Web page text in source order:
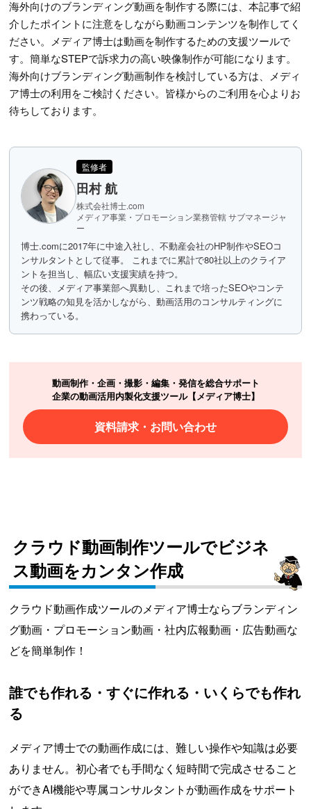
海外向けのブランディング動画を制作する際には、本記事で紹
介したポイントに注意をしながら動画コンテンツを制作してく
ださい。メディア博士は動画を制作するための支援ツールで
す。簡単なSTEPで訴求力の高い映像制作が可能になります。
海外向けブランディング動画制作を検討している方は、メディ
ア博士の利用をご検討ください。皆様からのご利用を心よりお
待ちしております。
監修者
田村 航
株式会社博士.com
メディア事業・プロモーション業務管轄 サブマネージャ
ー
博士.comに2017年に中途入社し、不動産会社のHP制作やSEOコ
ンサルタントとして従事。 これまでに累計で80社以上のクライア
ントを担当し、幅広い支援実績を持つ。
その後、メディア事業部へ異動し、これまで培ったSEOやコンテ
ンツ戦略の知見を活かしながら、動画活用のコンサルティングに
携わっている。
動画制作・企画・撮影・編集・発信を総合サポート
企業の動画活用内製化支援ツール【メディア博士】
資料請求・お問い合わせ
クラウド動画制作ツールでビジネ
ス動画をカンタン作成
クラウド動画作成ツールのメディア博士ならブランディン
グ動画・プロモーション動画・社内広報動画・広告動画な
どを簡単制作！
誰でも作れる・すぐに作れる・いくらでも作れ
る
メディア博士での動画作成には、難しい操作や知識は必要
ありません。初心者でも手間なく短時間で完成させること
ができAI機能や専属コンサルタントが動画作成をサポート